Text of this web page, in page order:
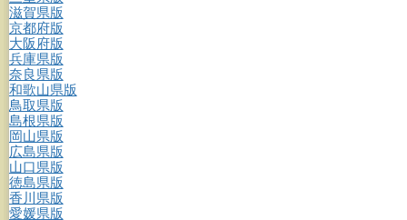
滋賀県版
京都府版
大阪府版
兵庫県版
奈良県版
和歌山県版
鳥取県版
島根県版
岡山県版
広島県版
山口県版
徳島県版
香川県版
愛媛県版